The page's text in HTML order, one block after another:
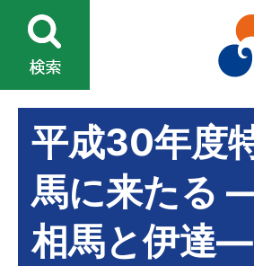
平成30年度
馬に来たる
相馬と伊達―